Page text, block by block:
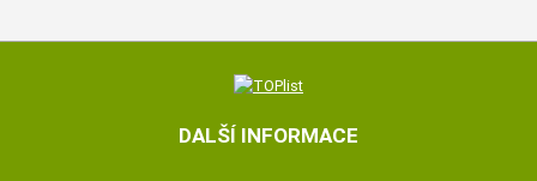
DALŠÍ INFORMACE